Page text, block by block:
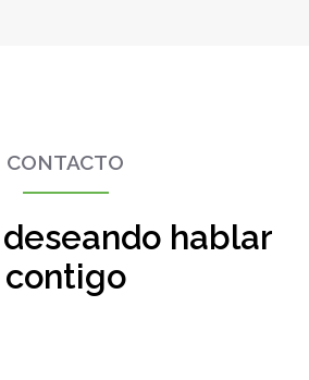
CONTACTO
hablar
contigo